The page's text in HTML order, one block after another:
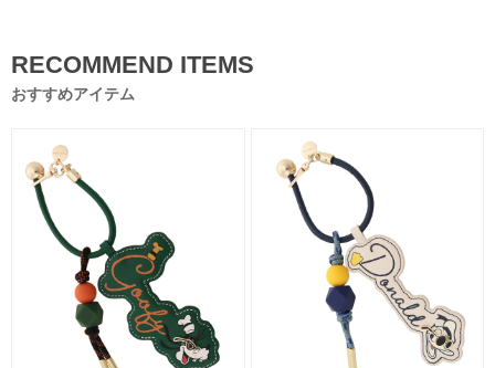
RECOMMEND ITEMS
おすすめアイテム